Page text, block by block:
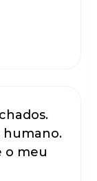
humano.
o meu